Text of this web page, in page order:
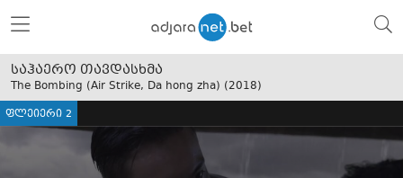
საჰაერო თავდასხმა
The Bombing (Air Strike, Da hong zha) (2018)
ფლეიერი 2